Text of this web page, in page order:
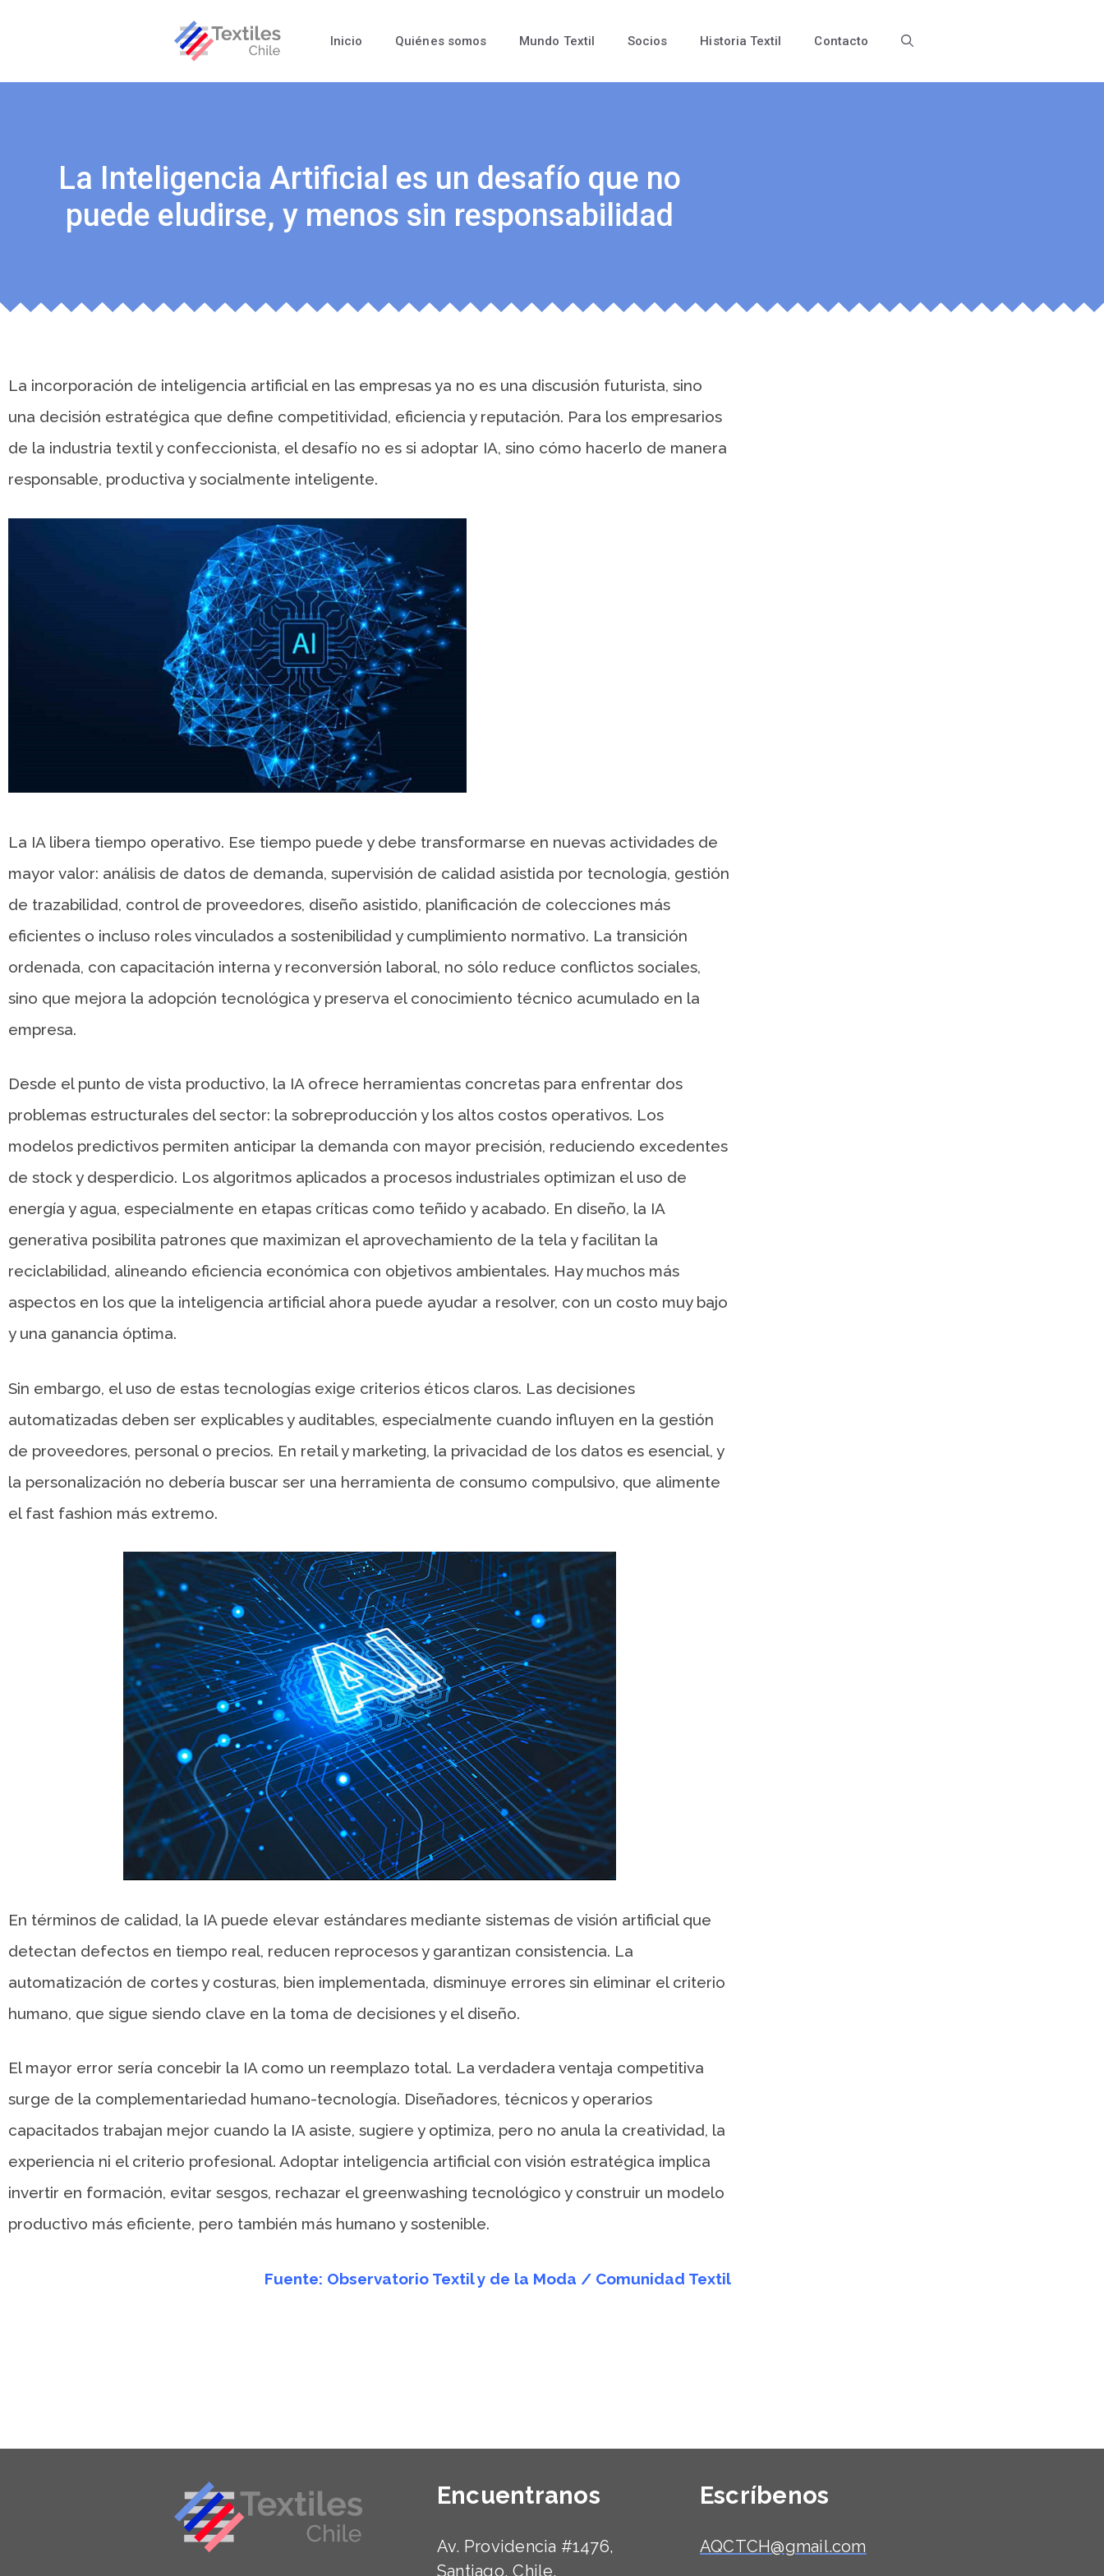
Inicio Quiénes somos Mundo Textil Socios Historia Textil Contacto
La Inteligencia Artificial es un desafío que no
puede eludirse, y menos sin responsabilidad
La incorporación de inteligencia artificial en las empresas ya no es una discusión futurista, sino
una decisión estratégica que define competitividad, eficiencia y reputación. Para los empresarios
de la industria textil y confeccionista, el desafío no es si adoptar IA, sino cómo hacerlo de manera
responsable, productiva y socialmente inteligente.
La IA libera tiempo operativo. Ese tiempo puede y debe transformarse en nuevas actividades de
mayor valor: análisis de datos de demanda, supervisión de calidad asistida por tecnología, gestión
de trazabilidad, control de proveedores, diseño asistido, planificación de colecciones más
eficientes o incluso roles vinculados a sostenibilidad y cumplimiento normativo. La transición
ordenada, con capacitación interna y reconversión laboral, no sólo reduce conflictos sociales,
sino que mejora la adopción tecnológica y preserva el conocimiento técnico acumulado en la
empresa.
Desde el punto de vista productivo, la IA ofrece herramientas concretas para enfrentar dos
problemas estructurales del sector: la sobreproducción y los altos costos operativos. Los
modelos predictivos permiten anticipar la demanda con mayor precisión, reduciendo excedentes
de stock y desperdicio. Los algoritmos aplicados a procesos industriales optimizan el uso de
energía y agua, especialmente en etapas críticas como teñido y acabado. En diseño, la IA
generativa posibilita patrones que maximizan el aprovechamiento de la tela y facilitan la
reciclabilidad, alineando eficiencia económica con objetivos ambientales. Hay muchos más
aspectos en los que la inteligencia artificial ahora puede ayudar a resolver, con un costo muy bajo
y una ganancia óptima.
Sin embargo, el uso de estas tecnologías exige criterios éticos claros. Las decisiones
automatizadas deben ser explicables y auditables, especialmente cuando influyen en la gestión
de proveedores, personal o precios. En retail y marketing, la privacidad de los datos es esencial, y
la personalización no debería buscar ser una herramienta de consumo compulsivo, que alimente
el fast fashion más extremo.
En términos de calidad, la IA puede elevar estándares mediante sistemas de visión artificial que
detectan defectos en tiempo real, reducen reprocesos y garantizan consistencia. La
automatización de cortes y costuras, bien implementada, disminuye errores sin eliminar el criterio
humano, que sigue siendo clave en la toma de decisiones y el diseño.
El mayor error sería concebir la IA como un reemplazo total. La verdadera ventaja competitiva
surge de la complementariedad humano-tecnología. Diseñadores, técnicos y operarios
capacitados trabajan mejor cuando la IA asiste, sugiere y optimiza, pero no anula la creatividad, la
experiencia ni el criterio profesional. Adoptar inteligencia artificial con visión estratégica implica
invertir en formación, evitar sesgos, rechazar el greenwashing tecnológico y construir un modelo
productivo más eficiente, pero también más humano y sostenible.
Fuente: Observatorio Textil y de la Moda / Comunidad Textil
Encuentranos
Av. Providencia #1476,
Santiago, Chile.
Escríbenos
AQCTCH@gmail.com